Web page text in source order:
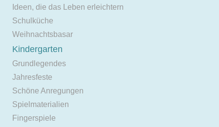
Ideen, die das Leben erleichtern
Schulküche
Weihnachtsbasar
Kindergarten
Grundlegendes
Jahresfeste
Schöne Anregungen
Spielmaterialien
Fingerspiele